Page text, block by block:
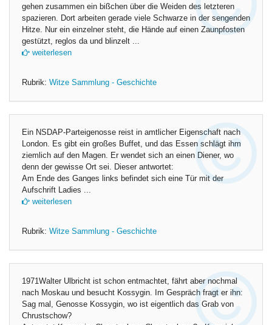
gehen zusammen ein bißchen über die Weiden des letzteren
spazieren. Dort arbeiten gerade viele Schwarze in der sengenden
Hitze. Nur ein einzelner steht, die Hände auf einen Zaunpfosten
gestützt, reglos da und blinzelt ...
weiterlesen
Rubrik: Witze Sammlung - Geschichte
Ein NSDAP-Parteigenosse reist in amtlicher Eigenschaft nach
London. Es gibt ein großes Buffet, und das Essen schlägt ihm
ziemlich auf den Magen. Er wendet sich an einen Diener, wo
denn der gewisse Ort sei. Dieser antwortet:
Am Ende des Ganges links befindet sich eine Tür mit der
Aufschrift Ladies ...
weiterlesen
Rubrik: Witze Sammlung - Geschichte
1971Walter Ulbricht ist schon entmachtet, fährt aber nochmal
nach Moskau und besucht Kossygin. Im Gespräch fragt er ihn:
Sag mal, Genosse Kossygin, wo ist eigentlich das Grab von
Chrustschow?